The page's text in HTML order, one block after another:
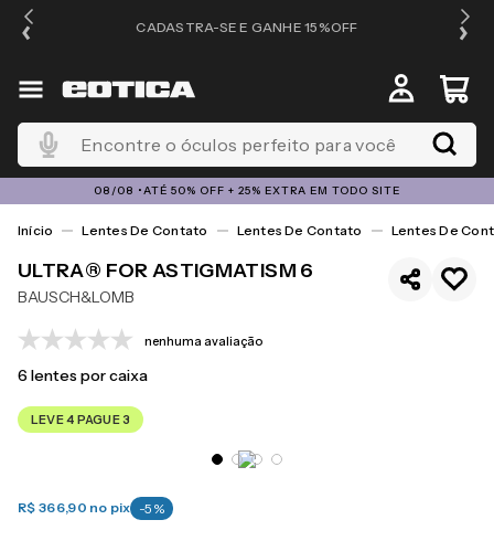
CADASTRA-SE E GANHE 15%OFF
Encontre o óculos perfeito para você
08/08 •ATÉ 50% OFF + 25% EXTRA EM TODO SITE
Lentes De Contato Lentes De Contato Lentes De
ULTRA® FOR ASTIGMATISM 6
BAUSCH&LOMB
nenhuma avaliação
6 lentes por caixa
LEVE 4 PAGUE 3
R$ 366,90 no pix -5 %